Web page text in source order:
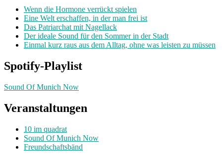
Wenn die Hormone verrückt spielen
Eine Welt erschaffen, in der man frei ist
Das Patriarchat mit Nagellack
Der ideale Sound für den Sommer in der Stadt
Einmal kurz raus aus dem Alltag, ohne was leisten zu müssen
Spotify-Playlist
Sound Of Munich Now
Veranstaltungen
10 im quadrat
Sound Of Munich Now
Freundschaftsbänd